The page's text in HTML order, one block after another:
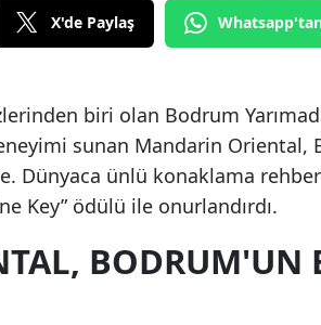
X'de Paylaş
biri olan Bodrum
sunan Mandarin Oriental,
Dünyaca ünlü konaklama
Key” ödülü ile onurlandırdı.
BODRUM'UN